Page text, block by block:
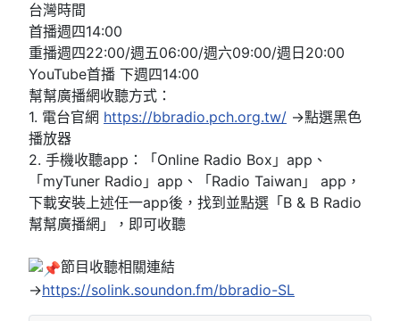
台灣時間
首播週四14:00
重播週四22:00/週五06:00/週六09:00/週日20:00
YouTube首播 下週四14:00
幫幫廣播網收聽方式：
1. 電台官網 https://bbradio.pch.org.tw/ →點選黑色
播放器
2. 手機收聽app：「Online Radio Box」app、
「myTuner Radio」app、「Radio Taiwan」 app，
下載安裝上述任一app後，找到並點選「B & B Radio
幫幫廣播網」，即可收聽
節目收聽相關連結
→https://solink.soundon.fm/bbradio-SL